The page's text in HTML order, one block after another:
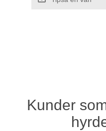
Kunder